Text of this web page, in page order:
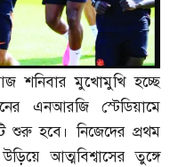
শনিবার মুখোমুখি হচ্ছে
এনআরজি স্টেডিয়ামে
শুরু হবে। নিজেদের প্রথম
আত্মবিশ্বাসের তুঙ্গে